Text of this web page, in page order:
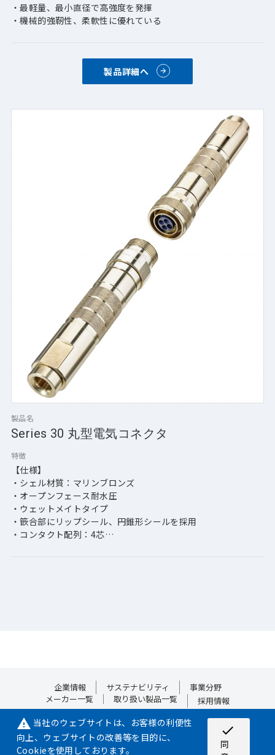
・最軽量、最小直径で高強度を発揮
・機械的強靭性、柔軟性に優れている
製品名
Series 30 丸型電気コネクタ
特徴
【仕様】
・シェル材質：マリンブロンズ
・オープンフェース耐水圧
・ウェットメイトタイプ
・篏合部にリップシール、円錐形シールを採用
・コンタクト配列：4芯
・最大動作電流：15A
製品詳細へ
企業情報 サステナビリティ
事業分野
メーカー一覧
取り扱い製品一覧 採用情報
サイトマップ プライバシーポリシー Cookieポリシー
warning 当社のウェブサイトは、お客様の利便性
向上、ウェブサイトの改善等を目的に、
Cookieを使用しております。
check
同